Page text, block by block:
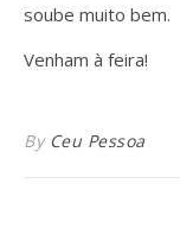
soube muito bem.
Venham à feira!
By Ceu Pessoa